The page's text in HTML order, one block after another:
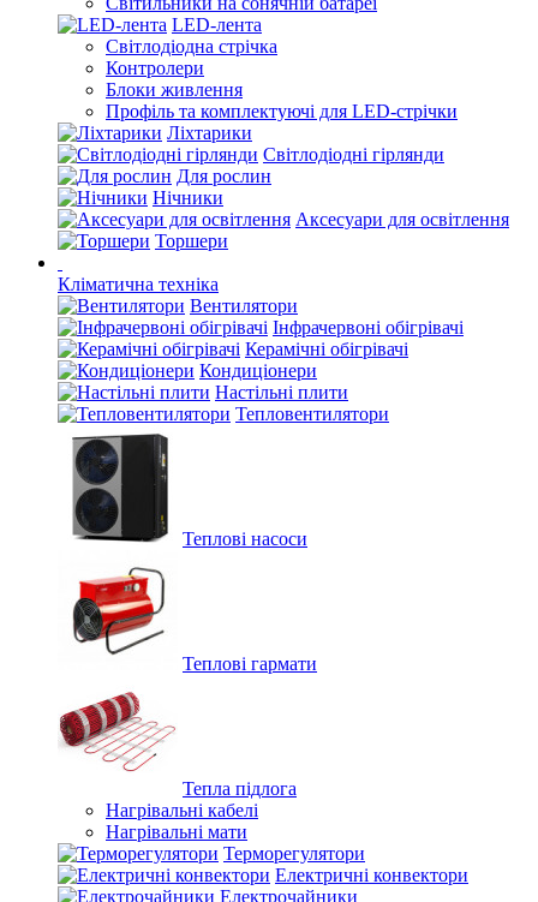
LED-лента
Світлодіодна стрічка
Контролери
Блоки живлення
Профіль та комплектуючі для LED-стрічки
Ліхтарики
Світлодіодні гірлянди
Для рослин
Нічники
Аксесуари для освітлення
Торшери
Кліматична техніка
Вентилятори
Інфрачервоні обігрівачі
Керамічні обігрівачі
Кондиціонери
Настільні плити
Тепловентилятори
Теплові насоси
Теплові гармати
Тепла підлога
Нагрівальні кабелі
Нагрівальні мати
Терморегулятори
Електричні конвектори
Електрочайники